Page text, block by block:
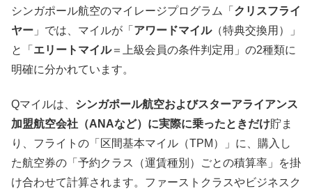
シンガポール航空のマイレージプログラム「 クリスフライ
ヤー 」では、マイルが「 アワードマイル（特典交換用）」
と「 エリートマイル＝上級会員の条件判定用」の2種類に
明確に分かれています。
Qマイルは、 シンガポール航空およびスターアライアンス
加盟航空会社（ANAなど）に実際に乗ったときだけ貯ま
り、フライトの「区間基本マイル（TPM）」に、購入し
た航空券の「予約クラス（運賃種別）ごとの積算率」を掛
け合わせて計算されます。ファーストクラスやビジネスク